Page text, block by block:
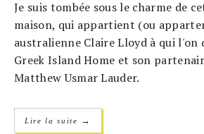
Je suis tombée sous le charme de
maison, qui appartient (ou
australienne Claire Lloyd à qui l'on
Greek Island Home et son
Matthew Usmar Lauder.
Lire la suite →